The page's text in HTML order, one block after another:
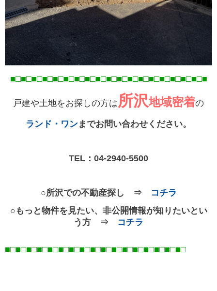
■□■□■□■□■□■□■□■□■□■□■□■□■□■□■□■□■□■□■
戸建や土地をお探しの方は所沢地域密着の
ランド・ワンまでお問い合わせください。
TEL： 04-2940-5500
○所沢での不動産探し ⇒
コチラ
○もっと物件を見たい、非公開情報が知りたいとい
う方 ⇒
コチラ
■□■□■□■□■□■□■□■□■□■□■□■□■□■□■□■□■□